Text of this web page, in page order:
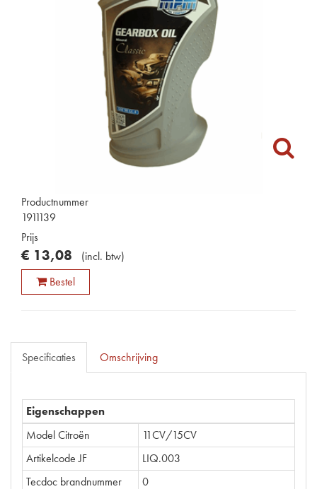
Productnummer
1911139
Prijs
€ 13,08 (incl. btw)
Bestel
Specificaties Omschrijving
Eigenschappen
Model Citroën
11CV/15CV
Artikelcode JF
LIQ.003
Tecdoc brandnummer
0